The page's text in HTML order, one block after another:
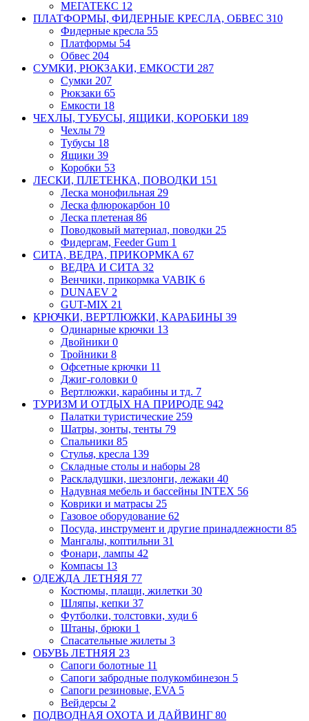
МЕГАТЕКС 12
ПЛАТФОРМЫ, ФИДЕРНЫЕ КРЕСЛА, ОБВЕС 310
Фидерные кресла 55
Платформы 54
Обвес 204
СУМКИ, РЮКЗАКИ, ЕМКОСТИ 287
Сумки 207
Рюкзаки 65
Емкости 18
ЧЕХЛЫ, ТУБУСЫ, ЯЩИКИ, КОРОБКИ 189
Чехлы 79
Тубусы 18
Ящики 39
Коробки 53
ЛЕСКИ, ПЛЕТЕНКА, ПОВОДКИ 151
Леска монофильная 29
Леска флюрокарбон 10
Леска плетеная 86
Поводковый материал, поводки 25
Фидергам, Feeder Gum 1
СИТА, ВЕДРА, ПРИКОРМКА 67
ВЕДРА И СИТА 32
Венчики, прикормка VABIK 6
DUNAEV 2
GUT-MIX 21
КРЮЧКИ, ВЕРТЛЮЖКИ, КАРАБИНЫ 39
Одинарные крючки 13
Двойники 0
Тройники 8
Офсетные крючки 11
Джиг-головки 0
Вертлюжки, карабины и тд. 7
ТУРИЗМ И ОТДЫХ НА ПРИРОДЕ 942
Палатки туристические 259
Шатры, зонты, тенты 79
Спальники 85
Стулья, кресла 139
Складные столы и наборы 28
Раскладушки, шезлонги, лежаки 40
Надувная мебель и бассейны INTEX 56
Коврики и матрасы 25
Газовое оборудование 62
Посуда, инструмент и другие принадлежности 85
Мангалы, коптильни 31
Фонари, лампы 42
Компасы 13
ОДЕЖДА ЛЕТНЯЯ 77
Костюмы, плащи, жилетки 30
Шляпы, кепки 37
Футболки, толстовки, худи 6
Штаны, брюки 1
Спасательные жилеты 3
ОБУВЬ ЛЕТНЯЯ 23
Сапоги болотные 11
Сапоги забродные полукомбинезон 5
Сапоги резиновые, EVA 5
Вейдерсы 2
ПОДВОДНАЯ ОХОТА И ДАЙВИНГ 80